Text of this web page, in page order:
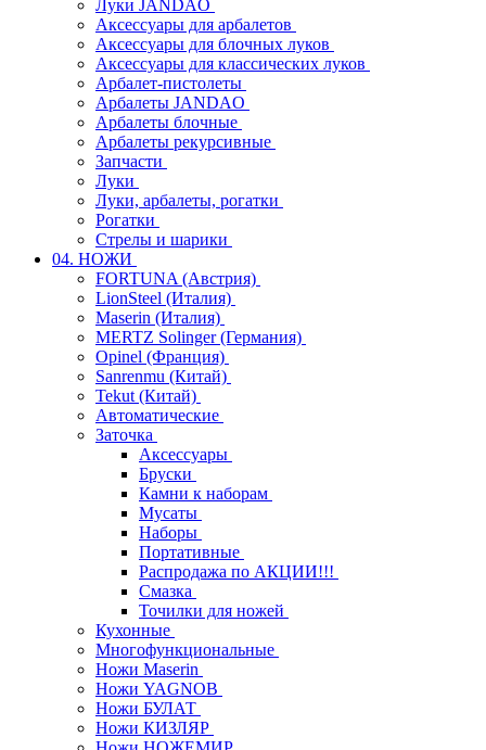
Луки JANDAO
Аксессуары для арбалетов
Аксессуары для блочных луков
Аксессуары для классических луков
Арбалет-пистолеты
Арбалеты JANDAO
Арбалеты блочные
Арбалеты рекурсивные
Запчасти
Луки
Луки, арбалеты, рогатки
Рогатки
Стрелы и шарики
04. НОЖИ
FORTUNA (Австрия)
LionSteel (Италия)
Maserin (Италия)
MERTZ Solinger (Германия)
Opinel (Франция)
Sanrenmu (Китай)
Tekut (Китай)
Автоматические
Заточка
Аксессуары
Бруски
Камни к наборам
Мусаты
Наборы
Портативные
Распродажа по АКЦИИ!!!
Смазка
Точилки для ножей
Кухонные
Многофункциональные
Ножи Maserin
Ножи YAGNOB
Ножи БУЛАТ
Ножи КИЗЛЯР